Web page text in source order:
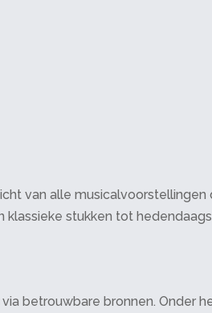
van alle
stukken tot
betrouwbare bronnen. Onder